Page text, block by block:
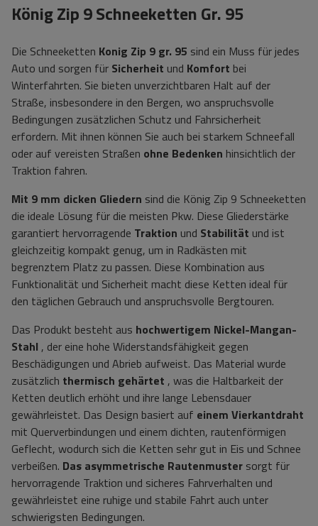
König Zip 9 Schneeketten Gr. 95
Die Schneeketten Konig Zip 9 gr. 95 sind ein Muss für jedes
Auto und sorgen für Sicherheit und Komfort bei
Winterfahrten. Sie bieten unverzichtbaren Halt auf der
Straße, insbesondere in den Bergen, wo anspruchsvolle
Bedingungen zusätzlichen Schutz und Fahrsicherheit
erfordern. Mit ihnen können Sie auch bei starkem Schneefall
oder auf vereisten Straßen ohne Bedenken hinsichtlich der
Traktion fahren.
Mit 9 mm dicken Gliedern sind die König Zip 9 Schneeketten
die ideale Lösung für die meisten Pkw. Diese Gliederstärke
garantiert hervorragende Traktion und Stabilität und ist
gleichzeitig kompakt genug, um in Radkästen mit
begrenztem Platz zu passen. Diese Kombination aus
Funktionalität und Sicherheit macht diese Ketten ideal für
den täglichen Gebrauch und anspruchsvolle Bergtouren.
Das Produkt besteht aus hochwertigem Nickel-Mangan-
Stahl , der eine hohe Widerstandsfähigkeit gegen
Beschädigungen und Abrieb aufweist. Das Material wurde
zusätzlich thermisch gehärtet , was die Haltbarkeit der
Ketten deutlich erhöht und ihre lange Lebensdauer
gewährleistet. Das Design basiert auf einem Vierkantdraht
mit Querverbindungen und einem dichten, rautenförmigen
Geflecht, wodurch sich die Ketten sehr gut in Eis und Schnee
verbeißen. Das asymmetrische Rautenmuster sorgt für
hervorragende Traktion und sicheres Fahrverhalten und
gewährleistet eine ruhige und stabile Fahrt auch unter
schwierigsten Bedingungen.